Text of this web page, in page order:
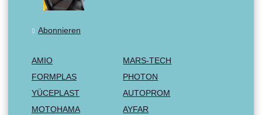
Abonnieren
AMIO
MARS-TECH
FORMPLAS
PHOTON
YÜCEPLAST
AUTOPROM
MOTOHAMA
AYFAR